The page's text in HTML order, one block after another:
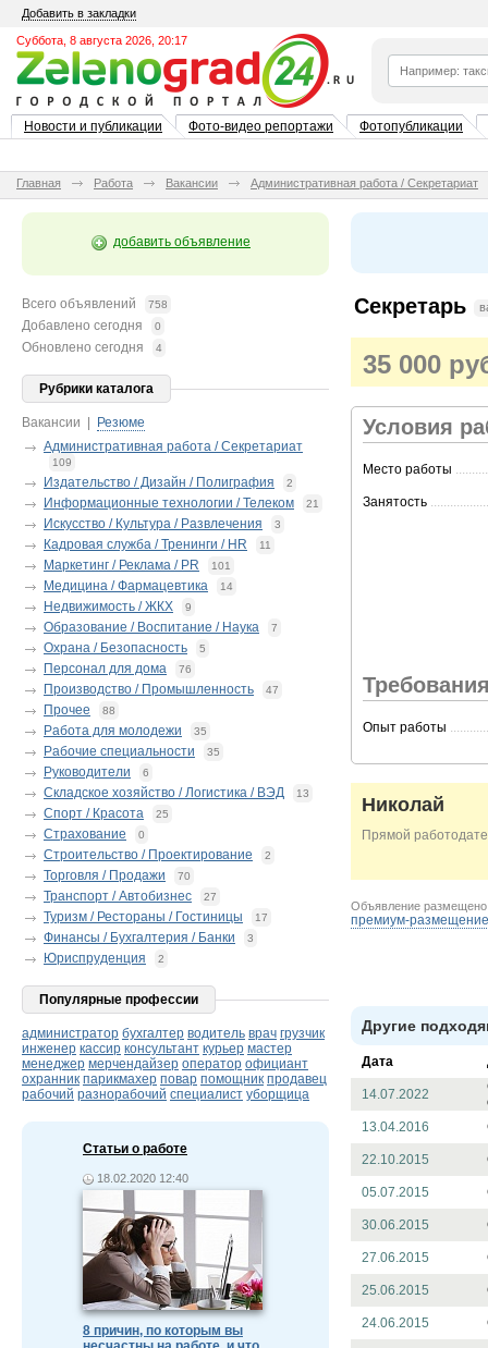
Добавить в закладки
Суббота, 8 августа 2026, 20:17
Новости и публикации Фото-видео репортажи Фотопубликации
Главная Работа Вакансии Административная работа / Секретариат
добавить объявление
Всего объявлений 758
Добавлено сегодня 0
Обновлено сегодня 4
Рубрики каталога
Вакансии
Резюме
Административная работа / Секретариат
109
Издательство / Дизайн / Полиграфия 2
Информационные технологии / Телеком 21
Искусство / Культура / Развлечения 3
Кадровая служба / Тренинги / HR 11
Маркетинг / Реклама / PR 101
Медицина / Фармацевтика 14
Недвижимость / ЖКХ 9
Образование / Воспитание / Наука 7
Охрана / Безопасность 5
Персонал для дома 76
Производство / Промышленность 47
Прочее 88
Работа для молодежи 35
Рабочие специальности 35
Руководители 6
Складское хозяйство / Логистика / ВЭД 13
Спорт / Красота 25
Страхование 0
Строительство / Проектирование 2
Торговля / Продажи 70
Транспорт / Автобизнес 27
Туризм / Рестораны / Гостиницы 17
Финансы / Бухгалтерия / Банки 3
Юриспруденция 2
Популярные профессии
администратор бухгалтер водитель врач грузчик
инженер кассир консультант курьер мастер
менеджер мерчендайзер оператор официант
охранник парикмахер повар помощник продавец
рабочий разнорабочий специалист уборщица
Статьи о работе
18.02.2020 12:40
8 причин, по которым вы
Секретарь
35 000
Условия
Место работы
Занятость
Опыт работы
Николай
Прямой
Объявление
премиум-размещение
Другие
Дата
14.07.2022
13.04.2016
22.10.2015
05.07.2015
30.06.2015
27.06.2015
25.06.2015
24.06.2015